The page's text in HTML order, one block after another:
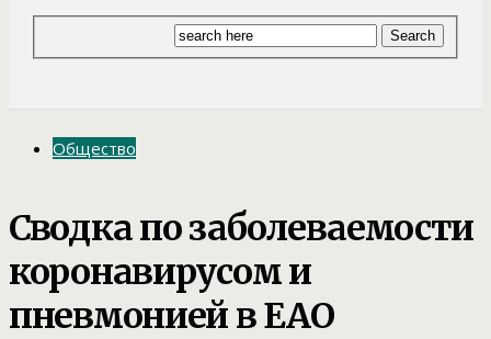
Общество
Сводка по заболеваемости
коронавирусом и
пневмонией в ЕАО